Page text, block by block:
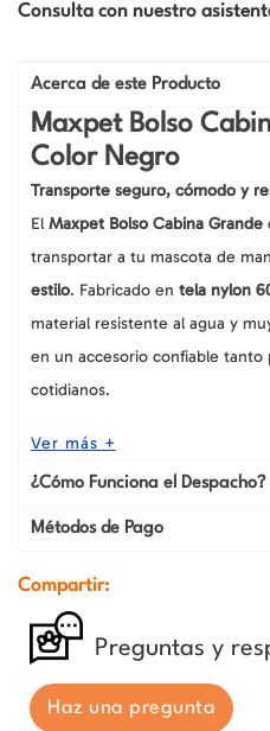
Consulta con nuestro
Acerca de este Producto
Maxpet Bolso
Color Negro
Transporte seguro, cómodo y
El Maxpet Bolso Cabina Grande
transportar a tu mascota de
estilo. Fabricado en tela nylon
material resistente al agua y
en un accesorio confiable tanto
cotidianos.
Ver más +
¿Cómo Funciona el Despacho?
Métodos de Pago
Compartir:
Preguntas y
Haz una pregunta